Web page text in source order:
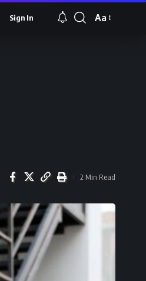
Sign In
Font
Aa
2 Min Read